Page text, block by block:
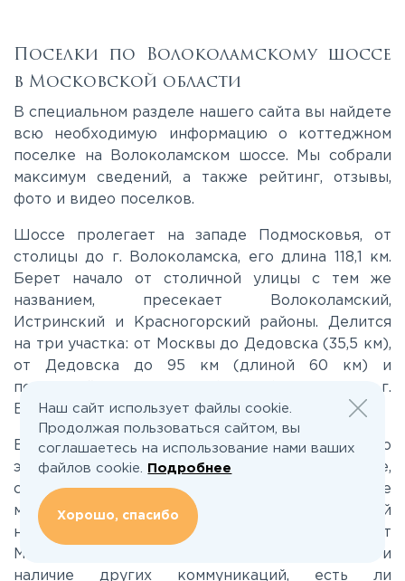
Киевское
Лихачевское
Минское
Можайское
Новорижское
Новорязанское
Носовихинское
Поселки по Волоколамскому шоссе
в Московской области
В специальном разделе нашего сайта вы найдете
всю необходимую информацию о коттеджном
поселке на Волоколамском шоссе. Мы собрали
максимум сведений, а также рейтинг, отзывы,
фото и видео поселков.
Шоссе пролегает на западе Подмосковья, от
столицы до г. Волоколамска, его длина 118,1 км.
Берет начало от столичной улицы с тем же
названием, пресекает Волоколамский,
Истринский и Красногорский районы. Делится
на три участка: от Москвы до Дедовска (35,5 км),
от Дедовска до 95 км (длиной 60 км) и
последний, до конца (23 км). На юге г.
Волоколамск объединяется с трассой М9.
Если вы желаете купить дачу, участок, дом, либо
элитный коттедж по Волоколамскому шоссе,
следует предварительно изучить все важные
моменты. Обращайте внимание перед покупкой
на такие характеристики, как: удаленность от
МКАД, площадь участка или дома, свет, газ и
наличие других коммуникаций, есть ли
Наш сайт использует файлы cookie.
Продолжая пользоваться сайтом, вы
соглашаетесь на использование нами ваших
файлов cookie.
Подробнее
Хорошо, спасибо